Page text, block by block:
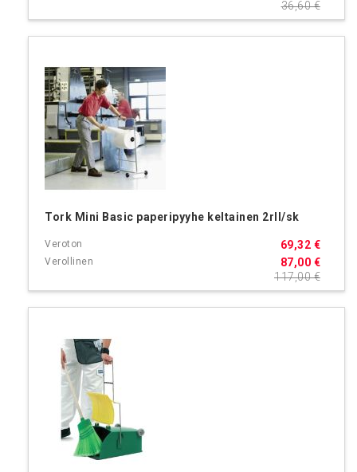
36,60 €
Tork Mini Basic paperipyyhe keltainen 2rll/sk
87,00 €
69,32 €
117,00 €